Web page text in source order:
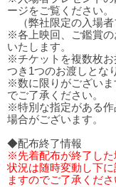
ージをご覧ください。
（弊社限定の入場者
※各上映回、ご鑑賞の
いたします。
※チケットを複数枚お
つき1つのお渡しとな
※数に限りがございま
でご了承ください。
※特別な指定がある作
場合がございます。
◆配布終了情報
※先着配布が終了した
状況は随時変動し下
ますのでご了承くださ